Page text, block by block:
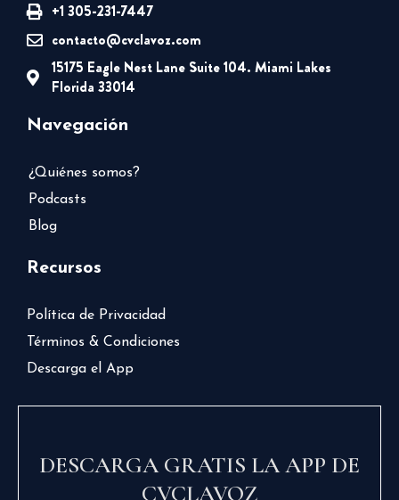
+1 305-231-7447
contacto@cvclavoz.com
15175 Eagle Nest Lane Suite 104. Miami Lakes
Florida 33014
Navegación
¿Quiénes somos?
Podcasts
Blog
Recursos
Política de Privacidad
Términos & Condiciones
Descarga el App
DESCARGA GRATIS LA APP DE
CVCLAVOZ